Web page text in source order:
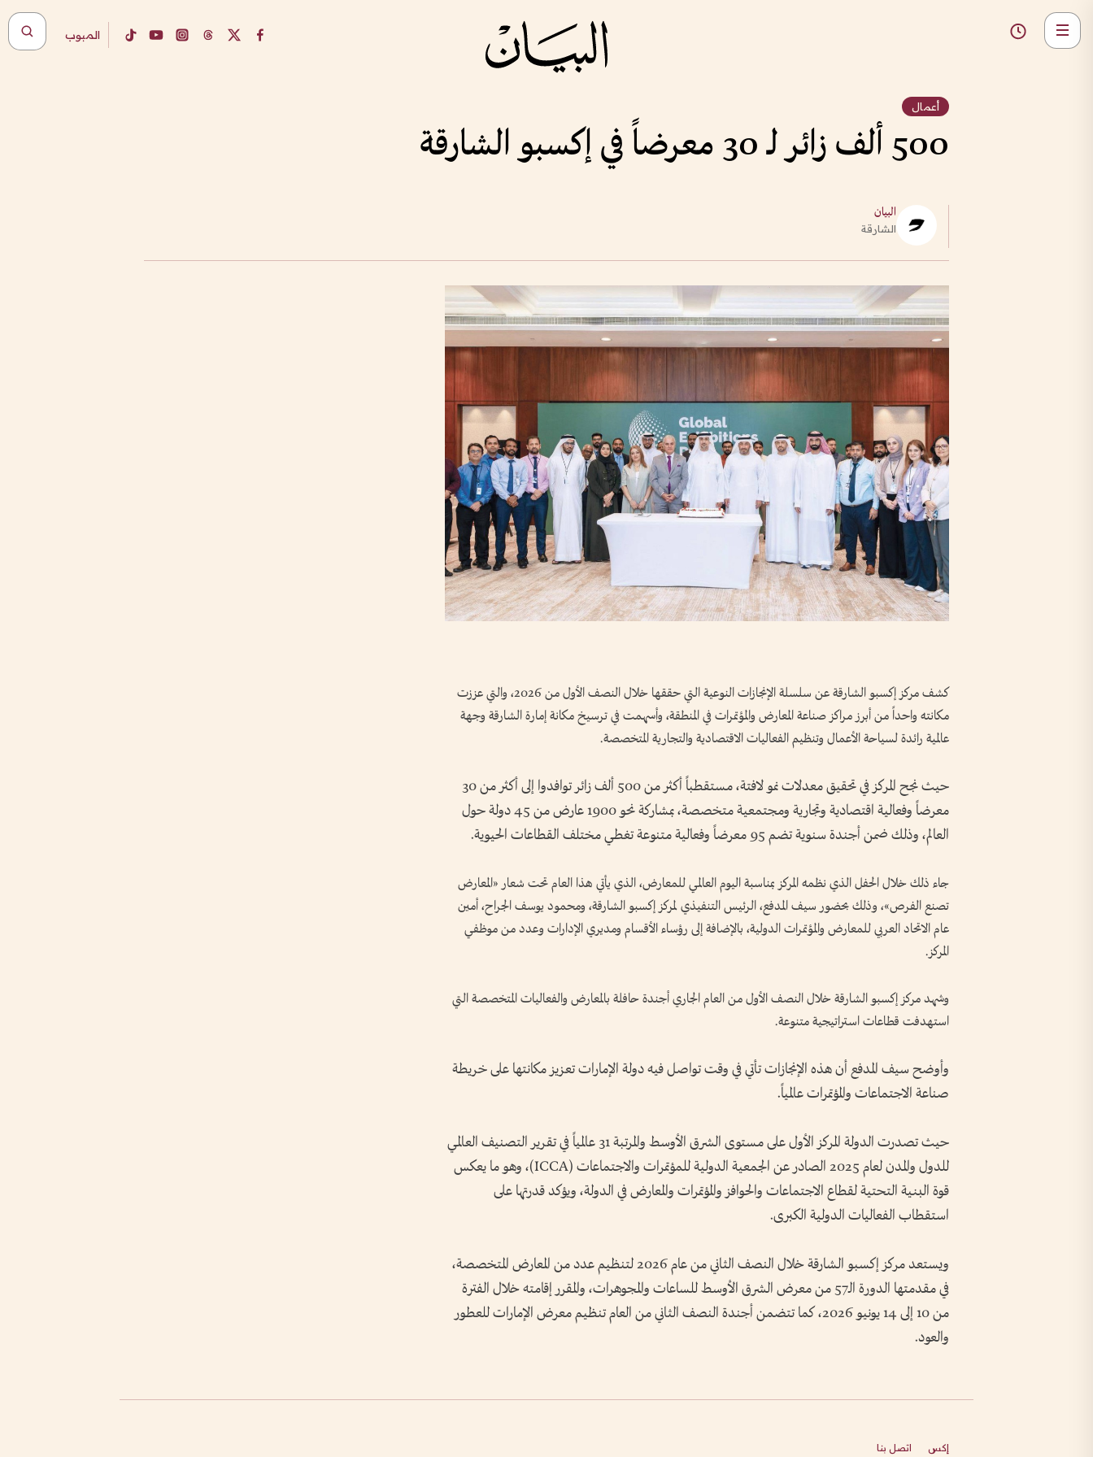
المبوب
أعمال
500 ألف زائر لـ 30 معرضاً في إكسبو الشارقة
البيان
الشارقة
كشف مركز إكسبو الشارقة عن سلسلة الإنجازات النوعية التي حققها خلال النصف الأول من 2026، والتي عززت
مكانته واحداً من أبرز مراكز صناعة المعارض والمؤتمرات في المنطقة، وأسهمت في ترسيخ مكانة إمارة الشارقة وجهة
عالمية رائدة لسياحة الأعمال وتنظيم الفعاليات الاقتصادية والتجارية المتخصصة.
حيث نجح المركز في تحقيق معدلات نمو لافتة، مستقطباً أكثر من 500 ألف زائر توافدوا إلى أكثر من 30
معرضاً وفعالية اقتصادية وتجارية ومجتمعية متخصصة، بمشاركة نحو 1900 عارض من 45 دولة حول
العالم، وذلك ضمن أجندة سنوية تضم 95 معرضاً وفعالية متنوعة تغطي مختلف القطاعات الحيوية.
جاء ذلك خلال الحفل الذي نظمه المركز بمناسبة اليوم العالمي للمعارض، الذي يأتي هذا العام تحت شعار «المعارض
تصنع الفرص»، وذلك بحضور سيف المدفع، الرئيس التنفيذي لمركز إكسبو الشارقة، ومحمود يوسف الجراح، أمين
عام الاتحاد العربي للمعارض والمؤتمرات الدولية، بالإضافة إلى رؤساء الأقسام ومديري الإدارات وعدد من موظفي
المركز.
وشهد مركز إكسبو الشارقة خلال النصف الأول من العام الجاري أجندة حافلة بالمعارض والفعاليات المتخصصة التي
استهدفت قطاعات استراتيجية متنوعة.
وأوضح سيف المدفع أن هذه الإنجازات تأتي في وقت تواصل فيه دولة الإمارات تعزيز مكانتها على خريطة
صناعة الاجتماعات والمؤتمرات عالمياً.
حيث تصدرت الدولة المركز الأول على مستوى الشرق الأوسط والمرتبة 31 عالمياً في تقرير التصنيف العالمي
للدول والمدن لعام 2025 الصادر عن الجمعية الدولية للمؤتمرات والاجتماعات (ICCA)، وهو ما يعكس
قوة البنية التحتية لقطاع الاجتماعات والحوافز والمؤتمرات والمعارض في الدولة، ويؤكد قدرتها على
استقطاب الفعاليات الدولية الكبرى.
ويستعد مركز إكسبو الشارقة خلال النصف الثاني من عام 2026 لتنظيم عدد من المعارض المتخصصة،
في مقدمتها الدورة الـ57 من معرض الشرق الأوسط للساعات والمجوهرات، والمقرر إقامته خلال الفترة
من 10 إلى 14 يونيو 2026، كما تتضمن أجندة النصف الثاني من العام تنظيم معرض الإمارات للعطور
والعود.
إكس اتصل بنا